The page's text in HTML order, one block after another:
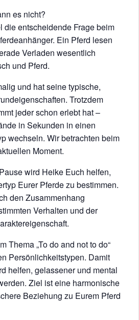
es nicht?
die entscheidende Frage beim
Ein Pferd lesen
Verladen wesentlich
und Pferd.
und hat seine typische,
Trotzdem
jeder schon erlebt hat –
in Sekunden in einen
wechseln. Wir betrachten beim
Moment.
wird Heike Euch helfen,
Eurer Pferde zu bestimmen.
den Zusammenhang
Verhalten und der
Thema „To do and not to do“
Persönlichkeitstypen. Damit
helfen, gelassener und mental
Ziel ist eine harmonische
Beziehung zu Eurem Pferd